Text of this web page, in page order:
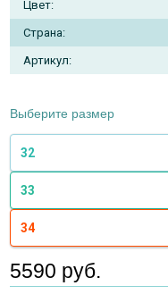
Цвет:
Страна:
Артикул:
Выберите размер
32
33
34
5590 руб.